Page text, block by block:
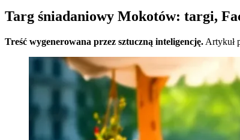
Targ śniadaniowy Mokotów: targi,
Treść wygenerowana przez sztuczną inteligencję. Artykuł